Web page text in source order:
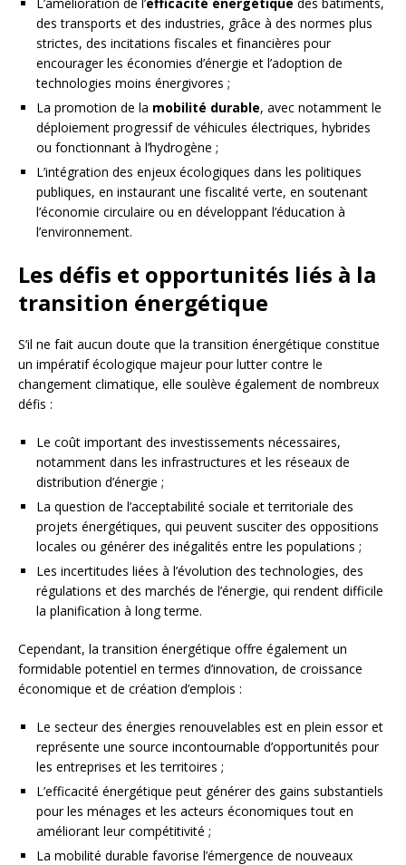
des transports et des industries, grâce à des normes plus
strictes, des incitations fiscales et financières pour
encourager les économies d’énergie et l’adoption de
technologies moins énergivores ;
La promotion de la mobilité durable, avec notamment le
déploiement progressif de véhicules électriques, hybrides
ou fonctionnant à l’hydrogène ;
L’intégration des enjeux écologiques dans les politiques
publiques, en instaurant une fiscalité verte, en soutenant
l’économie circulaire ou en développant l’éducation à
l’environnement.
Les défis et opportunités liés à la
transition énergétique
S’il ne fait aucun doute que la transition énergétique constitue
un impératif écologique majeur pour lutter contre le
changement climatique, elle soulève également de nombreux
défis :
Le coût important des investissements nécessaires,
notamment dans les infrastructures et les réseaux de
distribution d’énergie ;
La question de l’acceptabilité sociale et territoriale des
projets énergétiques, qui peuvent susciter des oppositions
locales ou générer des inégalités entre les populations ;
Les incertitudes liées à l’évolution des technologies, des
régulations et des marchés de l’énergie, qui rendent difficile
la planification à long terme.
Cependant, la transition énergétique offre également un
formidable potentiel en termes d’innovation, de croissance
économique et de création d’emplois :
Le secteur des énergies renouvelables est en plein essor et
représente une source incontournable d’opportunités pour
les entreprises et les territoires ;
L’efficacité énergétique peut générer des gains substantiels
pour les ménages et les acteurs économiques tout en
améliorant leur compétitivité ;
La mobilité durable favorise l’émergence de nouveaux